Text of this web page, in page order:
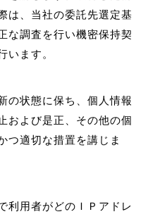
は、当社の委託先選定基
な調査を行い機密保持契
います。
の状態に保ち、個人情報
および是正、その他の個
つ適切な措置を講じま
利用者がどのＩＰアドレ